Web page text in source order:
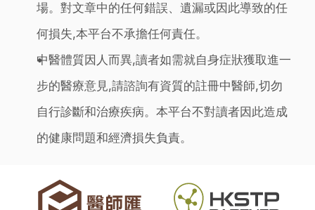
場。對文章中的任何錯誤、遺漏或因此導致的任
何損失,本平台不承擔任何責任。
中醫體質因人而異,讀者如需就自身症狀獲取進一
步的醫療意見,請諮詢有資質的註冊中醫師,切勿
自行診斷和治療疾病。本平台不對讀者因此造成
的健康問題和經濟損失負責。